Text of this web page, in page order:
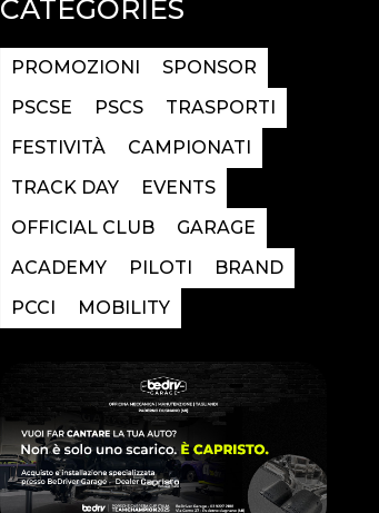
CATEGORIES
PROMOZIONI
SPONSOR
PSCSE
PSCS
TRASPORTI
FESTIVITÀ
CAMPIONATI
TRACK DAY
EVENTS
OFFICIAL CLUB
GARAGE
ACADEMY
PILOTI
BRAND
PCCI
MOBILITY